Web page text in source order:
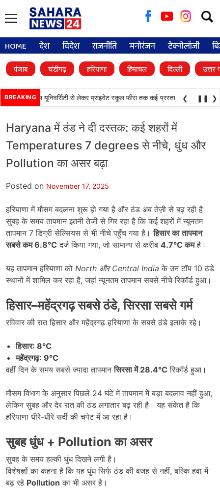
for:
HOME देश विदेश राजनीति मनोरंजन टेक्नोलॉजी
पंजाब चंडीगढ़ हरियाणा हिमाचल दिल्ली उत्तर
BREAKING
डिजिटल यूनिवर्सिटी से लेकर प्राइवेट स्कूल फीस तक कई प्रस्तावों को मंजूरी •
❮ ❚❚ ❯
Haryana में ठंड ने दी दस्तक: कई शहरों में
Temperatures 7 degrees से नीचे, धुंध और
Pollution का असर बढ़ा
Posted on November 17, 2025
हरियाणा में मौसम बदलना शुरू हो गया है और ठंड अब तेज़ी से बढ़ रही है।
सुबह के समय तापमान इतनी तेजी से गिर रहा है कि कई शहरों में न्यूनतम
तापमान 7 डिग्री सेल्सियस से भी नीचे पहुँच गया है।हिसार का तापमान
सबसे कम 6.8°C दर्ज किया गया, जो सामान्य से करीब 4.7°Cकमहै।
यह तापमान हरियाणा को North और Central India के उन टॉप 10 ठंडे
स्थानों में शामिल कर रहा है, जहां न्यूनतम तापमान सबसे नीचे रिकॉर्ड हुआ।
हिसार–महेंद्रगढ़ सबसे ठंडे,सिरसा सबसे गर्म
रविवार की रात हिसार और महेंद्रगढ़ हरियाणा के सबसे ठंडे इलाके रहे।
हिसार: 8°C
महेंद्रगढ़: 9°C
वहीं दिन के समय सबसे ज्यादा तापमानसिरसा में 28.4°C रिकॉर्ड हुआ।
मौसम विभाग के अनुसार पिछले 24 घंटे में तापमान में बड़ा बदलाव नहीं हुआ,
लेकिन सुबह और देर रात की ठंड लगातार बढ़ रही है। यह संकेत है कि
हरियाणा धीरे-धीरे सर्दी की चपेट में आ रहा है।
सुबह धुंध + Pollutionका असर
सुबह के समय हल्की धुंध दिखने लगी है।
विशेषज्ञों का कहना है कि यह धुंध सिर्फ ठंड की वजह से नहीं, बल्कि हवा में
बढ़ रहे Pollution का भी असर है।